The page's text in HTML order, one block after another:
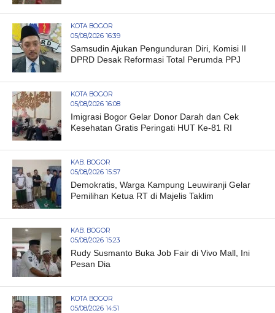
KOTA BOGOR
05/08/2026 16:39
Samsudin Ajukan Pengunduran Diri, Komisi II
DPRD Desak Reformasi Total Perumda PPJ
KOTA BOGOR
05/08/2026 16:08
Imigrasi Bogor Gelar Donor Darah dan Cek
Kesehatan Gratis Peringati HUT Ke-81 RI
KAB. BOGOR
05/08/2026 15:57
Demokratis, Warga Kampung Leuwiranji Gelar
Pemilihan Ketua RT di Majelis Taklim
KAB. BOGOR
05/08/2026 15:23
Rudy Susmanto Buka Job Fair di Vivo Mall, Ini
Pesan Dia
KOTA BOGOR
05/08/2026 14:51